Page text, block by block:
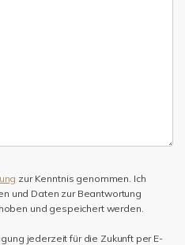
zur Kenntnis genommen. Ich
und Daten zur Beantwortung
und gespeichert werden.
jederzeit für die Zukunft per E-